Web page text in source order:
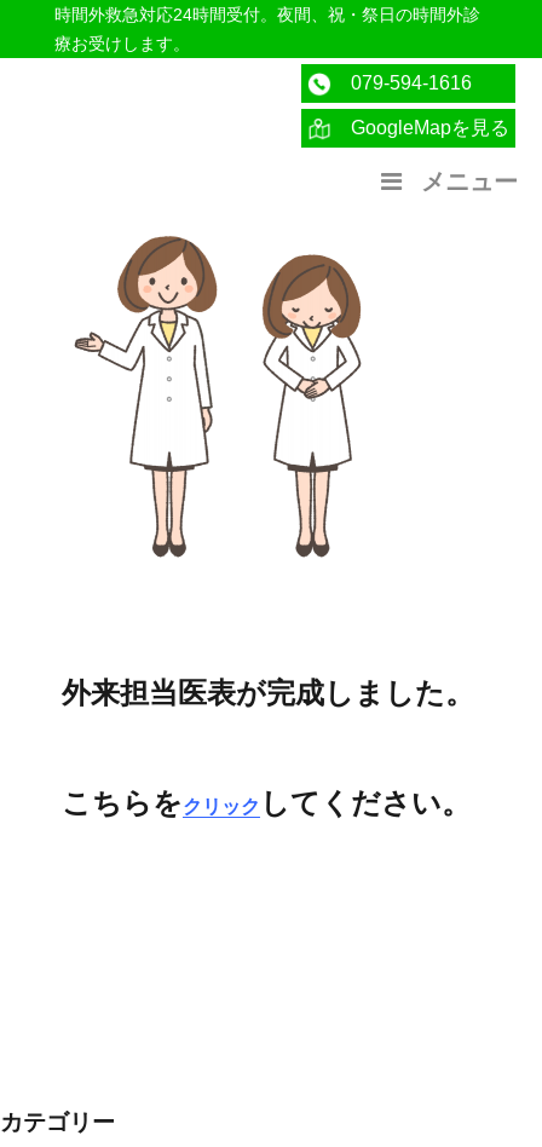
時間外救急対応24時間受付。夜間、祝・祭日の時間外診
療お受けします。
医療法人社団紀洋会 公式サイト
079-594-1616
GoogleMapを見る
メニュー
外来担当医表が完成しました。
こちらをクリック してください。
カテゴリー